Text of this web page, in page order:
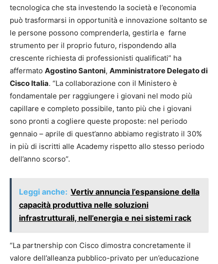
tecnologica che sta investendo la società e l’economia
può trasformarsi in opportunità e innovazione soltanto se
le persone possono comprenderla, gestirla e farne
strumento per il proprio futuro, rispondendo alla
crescente richiesta di professionisti qualificati” ha
affermato Agostino Santoni, Amministratore Delegato di
Cisco Italia. “La collaborazione con il Ministero è
fondamentale per raggiungere i giovani nel modo più
capillare e completo possibile, tanto più che i giovani
sono pronti a cogliere queste proposte: nel periodo
gennaio – aprile di quest’anno abbiamo registrato il 30%
in più di iscritti alle Academy rispetto allo stesso periodo
dell’anno scorso”.
Leggi anche: Vertiv annuncia l’espansione della
capacità produttiva nelle soluzioni
infrastrutturali, nell’energia e nei sistemi rack
“La partnership con Cisco dimostra concretamente il
valore dell’alleanza pubblico-privato per un’educazione